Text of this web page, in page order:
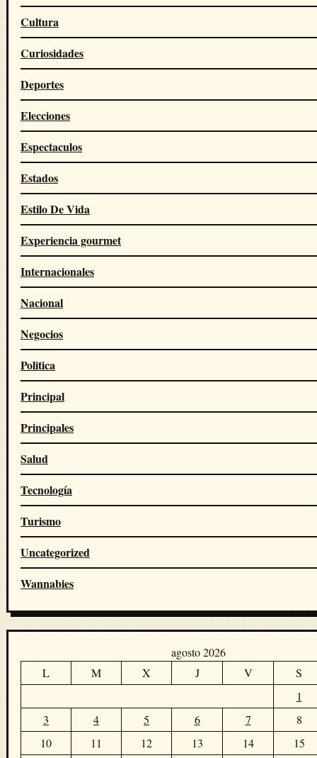
Cultura
Curiosidades
Deportes
Elecciones
Espectaculos
Estados
Estilo De Vida
Experiencia gourmet
Internacionales
Nacional
Negocios
Politica
Principal
Principales
Salud
Tecnología
Turismo
Uncategorized
Wannabies
agosto 2026
L
M X J V
S
1
3
4 5 6 7
8
10
11 12 13 14
15